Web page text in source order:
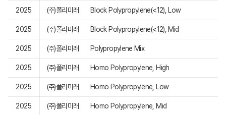
2025 (주)폴리미래 Block Polypropylene(<12), Low
2025 (주)폴리미래 Block Polypropylene(<12), Mid
2025 (주)폴리미래 Polypropylene Mix
2025 (주)폴리미래 Homo Polypropylene, High
2025 (주)폴리미래 Homo Polypropylene, Low
2025 (주)폴리미래 Homo Polypropylene, Mid